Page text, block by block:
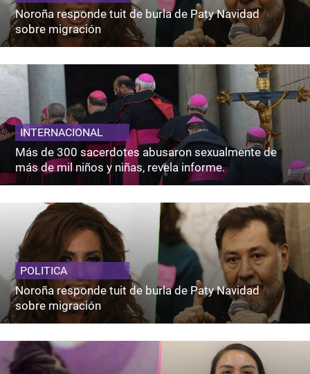
Noroña responde tuit de burla de Paty Navidad
sobre migración
INTERNACIONAL
Más de 300 sacerdotes abusaron sexualmente de
más de mil niños y niñas, revela informe.
POLITICA
Noroña responde tuit de burla de Paty Navidad
sobre migración